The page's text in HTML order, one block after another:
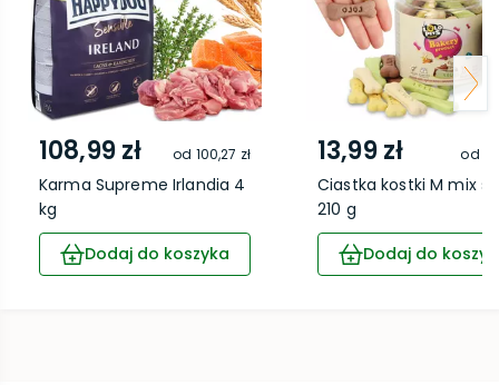
108,99 zł od 100,27 zł
Karma Supreme Irlandia 4
kg
Dodaj do koszyka
13,99 zł od
Ciastka kostki M mix
210 g
Dodaj do